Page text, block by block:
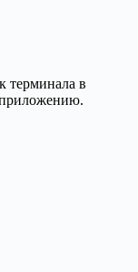
терминала в
приложению.